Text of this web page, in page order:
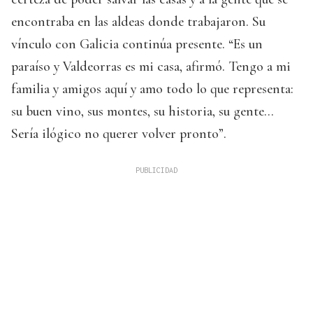
encontraba en las aldeas donde trabajaron. Su
vínculo con Galicia continúa presente. “Es un
paraíso y Valdeorras es mi casa, afirmó. Tengo a mi
familia y amigos aquí y amo todo lo que representa:
su buen vino, sus montes, su historia, su gente…
Sería ilógico no querer volver pronto”.